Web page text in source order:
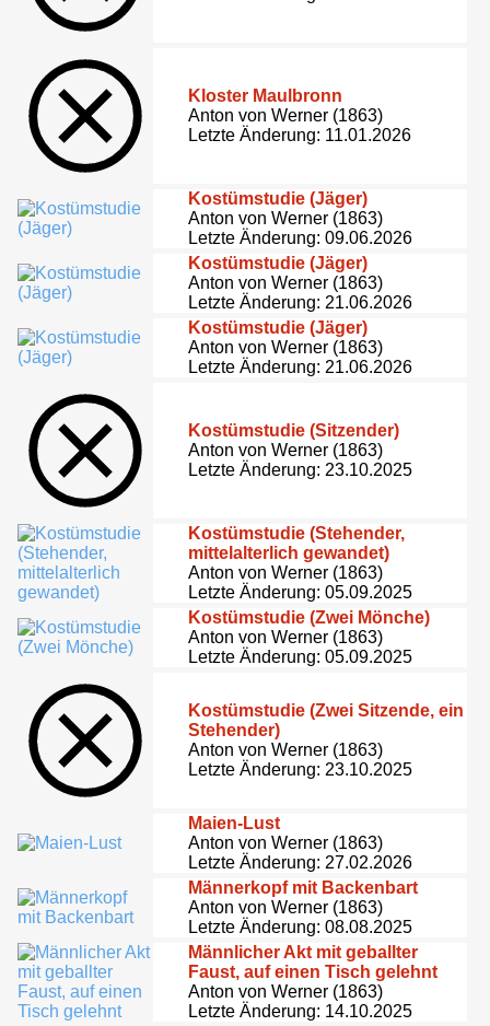
Kloster Maulbronn
Anton von Werner (1863)
Letzte Änderung: 11.01.2026
Kostümstudie (Jäger)
Anton von Werner (1863)
Letzte Änderung: 09.06.2026
Kostümstudie (Jäger)
Anton von Werner (1863)
Letzte Änderung: 21.06.2026
Kostümstudie (Jäger)
Anton von Werner (1863)
Letzte Änderung: 21.06.2026
Kostümstudie (Sitzender)
Anton von Werner (1863)
Letzte Änderung: 23.10.2025
Kostümstudie (Stehender,
mittelalterlich gewandet)
Anton von Werner (1863)
Letzte Änderung: 05.09.2025
Kostümstudie (Zwei Mönche)
Anton von Werner (1863)
Letzte Änderung: 05.09.2025
Kostümstudie (Zwei Sitzende, ein
Stehender)
Anton von Werner (1863)
Letzte Änderung: 23.10.2025
Maien-Lust
Anton von Werner (1863)
Letzte Änderung: 27.02.2026
Männerkopf mit Backenbart
Anton von Werner (1863)
Letzte Änderung: 08.08.2025
Männlicher Akt mit geballter
Faust, auf einen Tisch gelehnt
Anton von Werner (1863)
Letzte Änderung: 14.10.2025